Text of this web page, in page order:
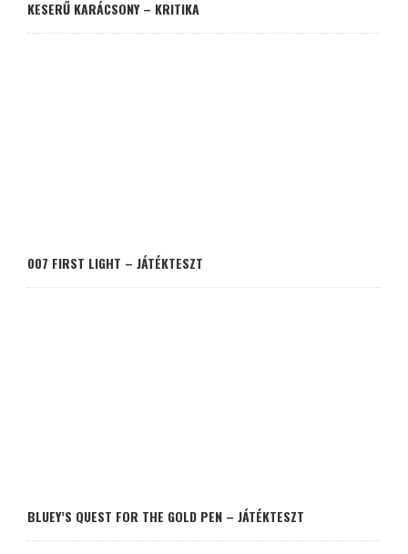
KESERŰ KARÁCSONY – KRITIKA
007 FIRST LIGHT – JÁTÉKTESZT
BLUEY’S QUEST FOR THE GOLD PEN – JÁTÉKTESZT